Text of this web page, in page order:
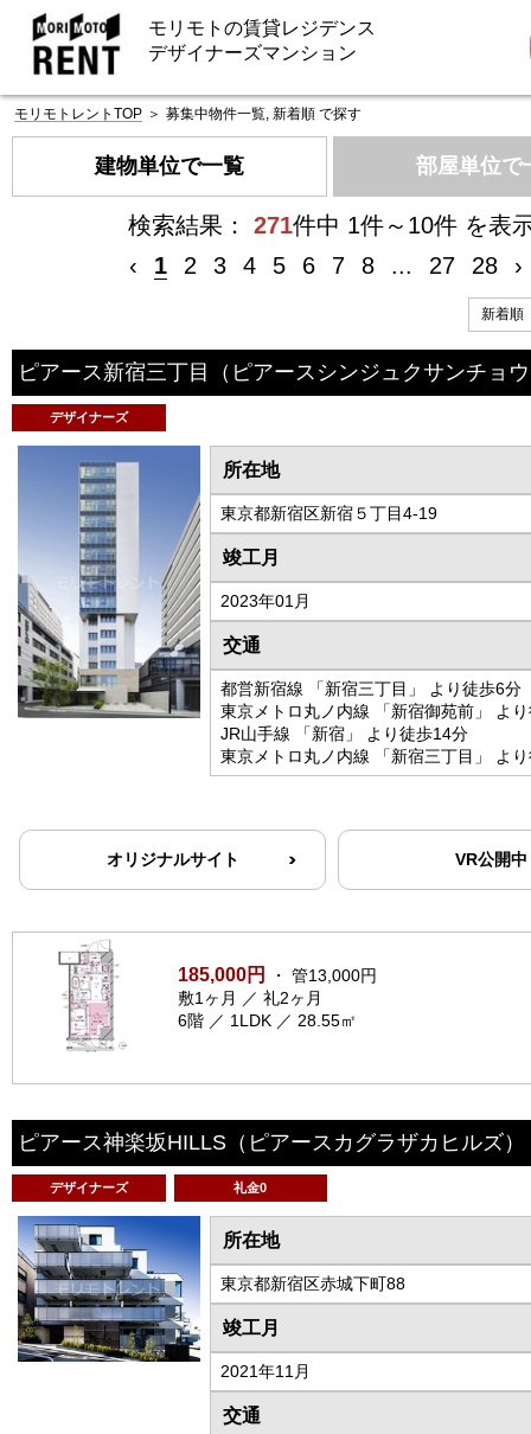
モリモトの賃貸レジデンス
デザイナーズマンション
モリモトレントTOP ＞ 募集中物件一覧, 新着順 で探す
建物単位で一覧 部屋単位で
検索結果： 271件中 1件～10件 を表
‹
1 2 3 4 5 6 7 8 ... 27 28 ›
ピアース新宿三丁目 （ピアースシンジュクサンチョ
デザイナーズ
所在地
東京都新宿区新宿５丁目4-19
竣工月
2023年01月
交通
都営新宿線 「新宿三丁目」 より徒歩6分
東京メトロ丸ノ内線 「新宿御苑前」 よ
JR山手線 「新宿」 より徒歩14分
東京メトロ丸ノ内線 「新宿三丁目」 よ
オリジナルサイト VR公開中
185,000円
・ 管13,000円
敷1ヶ月 ／ 礼2ヶ月
6階 ／ 1LDK ／ 28.55㎡
ピアース神楽坂HILLS （ピアースカグラザカヒルズ）
デザイナーズ 礼金0
所在地
東京都新宿区赤城下町88
竣工月
2021年11月
交通